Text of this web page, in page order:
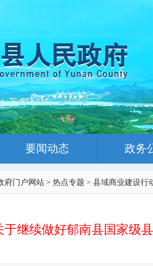
要闻动态 政务
府门户网站 > 热点专题 > 县域商业建设行
于继续做好郁南县国家级